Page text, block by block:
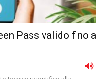
Pass valido fino a